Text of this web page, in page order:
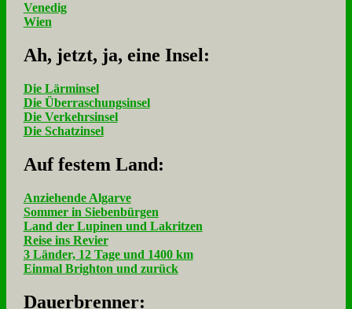
Venedig
Wien
Ah, jetzt, ja, ei­ne In­sel:
Die Lärminsel
Die Überraschungsinsel
Die Verkehrsinsel
Die Schatzinsel
Auf fe­stem Land:
Anziehende Algarve
Sommer in Siebenbürgen
Land der Lupinen und Lakritzen
Reise ins Revier
3 Länder, 12 Tage und 1400 km
Einmal Brighton und zurück
Dau­er­bren­ner: